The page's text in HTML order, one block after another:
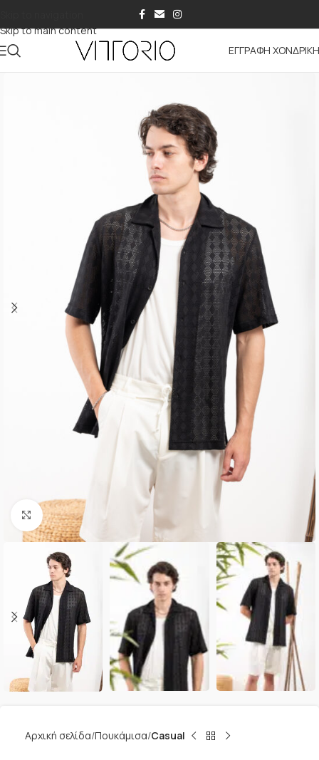
Skip to main content
ΕΓΓΡΑΦΗ
Κλικ για μεγέθυνση
Αρχική σελίδα Πουκάμισα Casual